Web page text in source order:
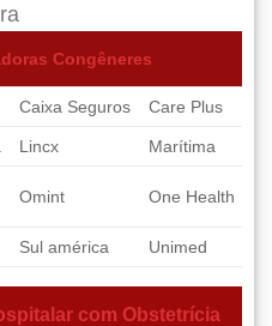
Congêneres
Caixa Seguros Care Plus
Lincx Marítima
Omint One Health
Sul américa Unimed
com Obstetrícia